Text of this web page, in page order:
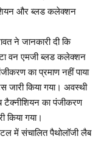
और ब्लड कलेक्शन
ने जानकारी दी कि
वन एमजी ब्लड कलेक्शन
का प्रमाण नहीं पाया
जारी किया गया। अवस्थी
टैक्नीशियन का पंजीकरण
किया गया।
में संचालित पैथोलॉजी लैब